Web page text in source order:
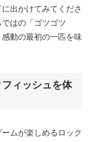
出かけてみてくださ
はの「ゴツゴツ
動の最初の一匹を味
ィッシュを体
ムが楽しめるロック